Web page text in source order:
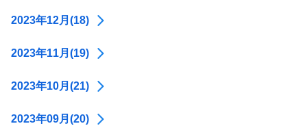
2023年12月(18)
2023年11月(19)
2023年10月(21)
2023年09月(20)